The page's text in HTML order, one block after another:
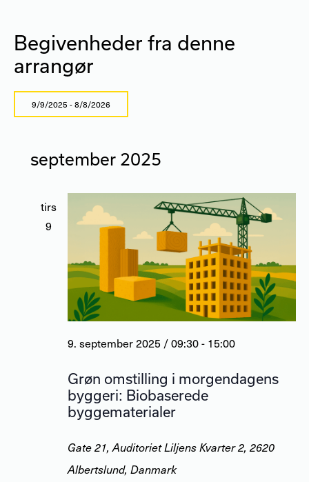
Begivenheder fra denne
arrangør
9/9/2025 - 8/8/2026
september 2025
tirs
9
Grøn omstilling i morgendagens
byggeri: Biobaserede
byggematerialer
9. september 2025 / 09:30- 15:00
Gate 21, AuditorietLiljens Kvarter 2, 2620
Albertslund, Danmark